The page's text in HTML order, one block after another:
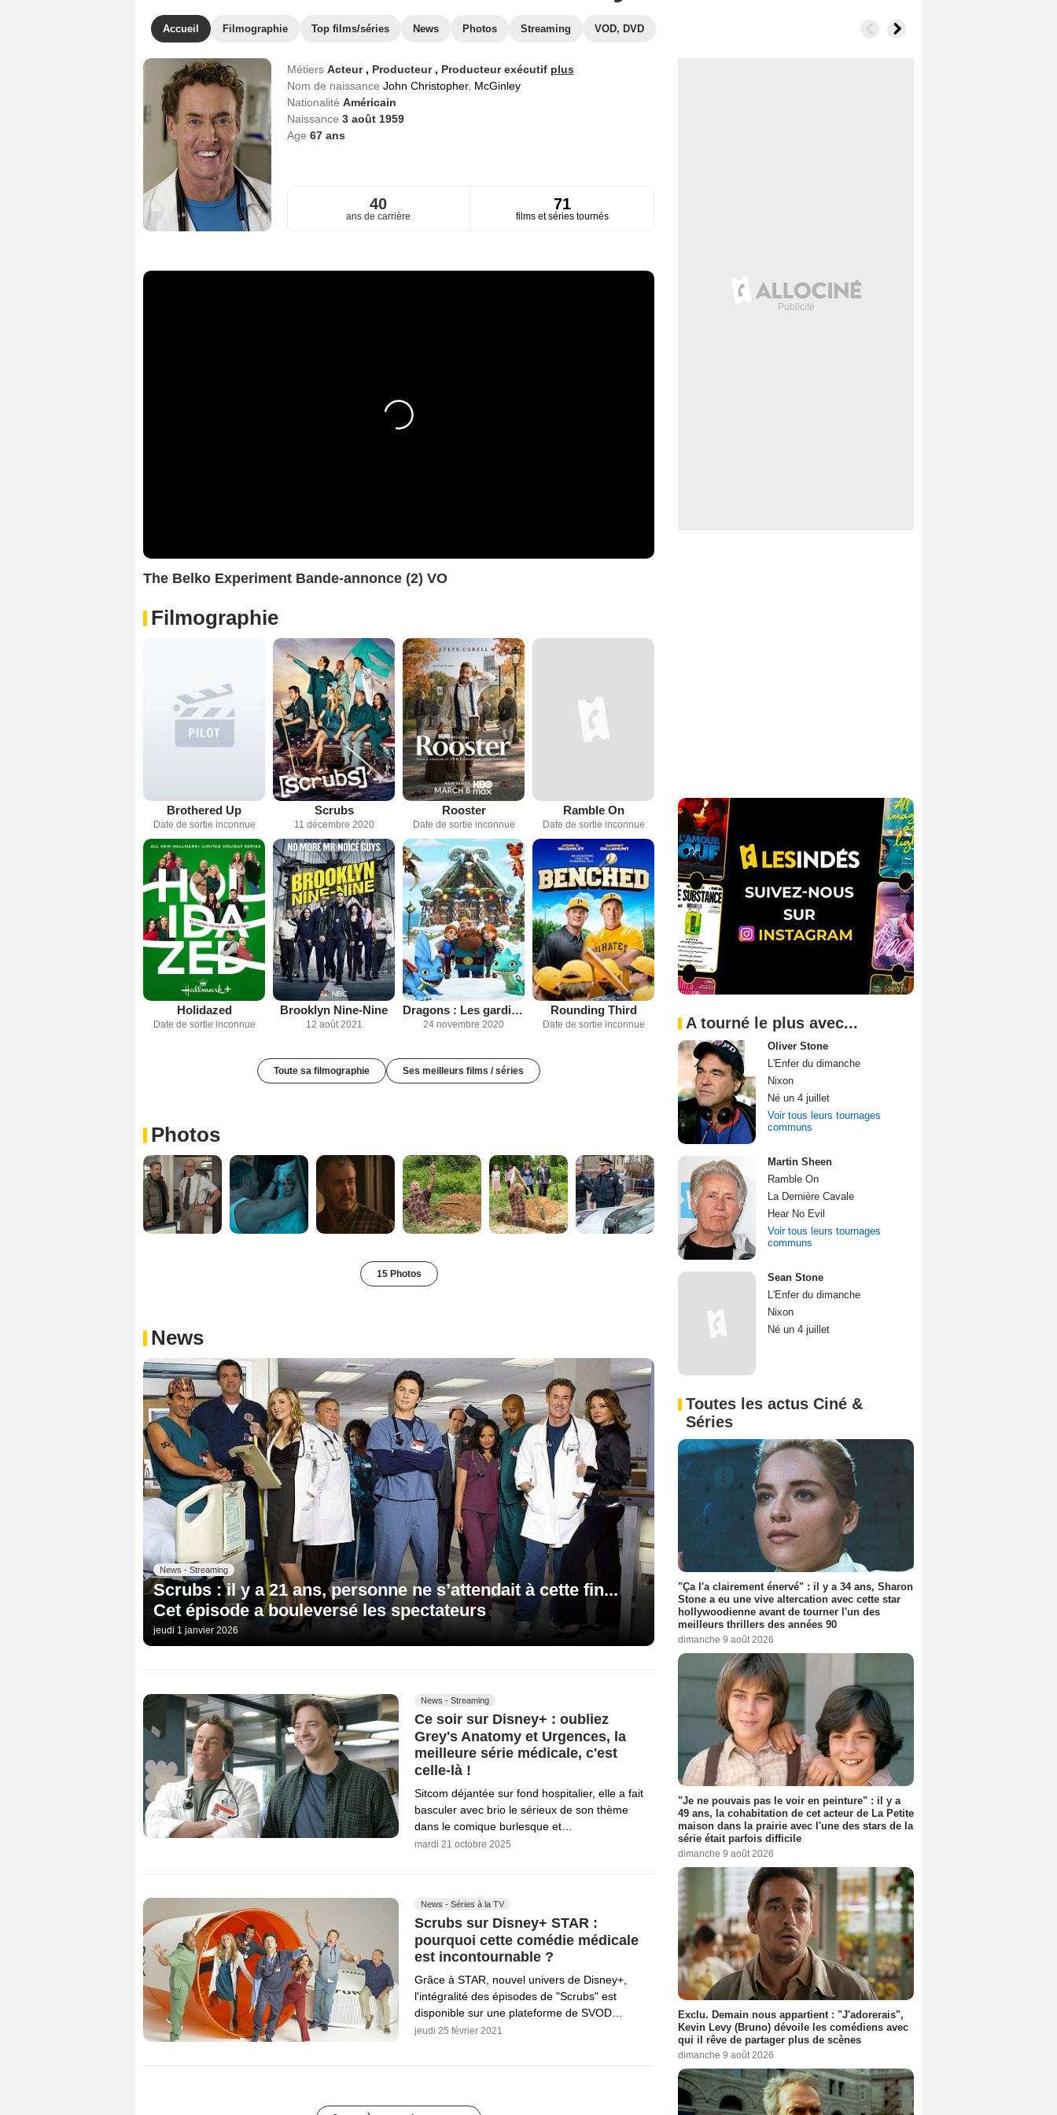
Accueil Filmographie Top films/séries News Photos Streaming VOD, DVD
Métiers Acteur , Producteur , Producteur exécutif plus
Nom de naissance John Christopher. McGinley
Nationalité Américain
Naissance 3 août 1959
Age 67ans
40
ans de carrière
71
films et séries tournés
The Belko Experiment Bande-annonce (2) VO
Filmographie
Brothered Up
Date de sortie inconnue
Scrubs
11 décembre 2020
Rooster
Date de sortie inconnue
Ramble On
Date de sortie inconnue
Holidazed
Date de sortie inconnue
Brooklyn Nine-Nine
12 août 2021
Dragons : Les gardiens du ciel : Les fêtes du Huttcôtier
24 novembre 2020
Rounding Third
Date de sortie inconnue
Toute sa filmographie Ses meilleurs films / séries
Photos
15 Photos
News
News - Streaming
Scrubs : il y a 21 ans, personne ne s’attendait à cette fin...
Cet épisode a bouleversé les spectateurs
jeudi 1 janvier 2026
News - Streaming
Ce soir sur Disney+ : oubliez
Grey's Anatomy et Urgences, la
meilleure série médicale, c'est
celle-là !
Sitcom déjantée sur fond hospitalier, elle a fait
basculer avec brio le sérieux de son thème
dans le comique burlesque et…
mardi 21 octobre 2025
News - Séries à la TV
Scrubs sur Disney+ STAR :
pourquoi cette comédie médicale
est incontournable ?
Grâce à STAR, nouvel univers de Disney+,
l'intégralité des épisodes de "Scrubs" est
disponible sur une plateforme de SVOD…
jeudi 25 février 2021
A tourné le plus avec...
Oliver Stone
L'Enfer du dimanche
Nixon
Né un 4 juillet
Voir tous leurs tournages
communs
Martin Sheen
Ramble On
La Dernière Cavale
Hear No Evil
Voir tous leurs tournages
communs
Sean Stone
L'Enfer du dimanche
Nixon
Né un 4 juillet
Toutes les actus Ciné &
Séries
"Ça l'a clairement énervé" : il y a 34 ans, Sharon
Stone a eu une vive altercation avec cette star
hollywoodienne avant de tourner l'un des
meilleurs thrillers des années 90
dimanche 9 août 2026
"Je ne pouvais pas le voir en peinture" : il y a
49 ans, la cohabitation de cet acteur de La Petite
maison dans la prairie avec l'une des stars de la
série était parfois difficile
dimanche 9 août 2026
Exclu. Demain nous appartient : "J'adorerais",
Kevin Levy (Bruno) dévoile les comédiens avec
qui il rêve de partager plus de scènes
dimanche 9 août 2026